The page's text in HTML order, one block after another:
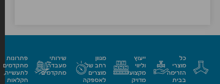
כל
מוצרי
הזרימה
בבית
ייעוץ
וליווי
מקצועי
מדויק
מגוון
רחב של
מוצרים
לאספקה
שירותי
מעבדה
מתקדמים
פתרונות
מתקדמים
לתעשייה,
חקלאות